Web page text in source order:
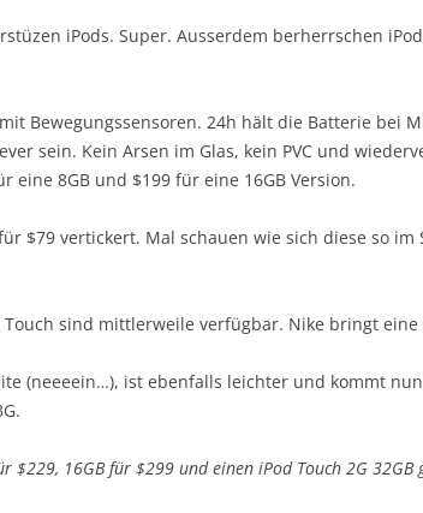
iPods. Super. Ausserdem berherrschen
Bewegungssensoren. 24h hält die Batterie bei
sein. Kein Arsen im Glas, kein PVC und
eine 8GB und $199 für eine 16GB Version.
$79 vertickert. Mal schauen wie sich diese so
sind mittlerweile verfügbar. Nike bringt
(neeeein…), ist ebenfalls leichter und kommt
$229, 16GB für $299 und einen iPod Touch 2G